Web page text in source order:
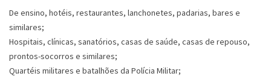
De ensino, hotéis, restaurantes, lanchonetes, padarias, bares e
similares;
Hospitais, clínicas, sanatórios, casas de saúde, casas de repouso,
prontos-socorros e similares;
Quartéis militares e batalhões da Polícia Militar;